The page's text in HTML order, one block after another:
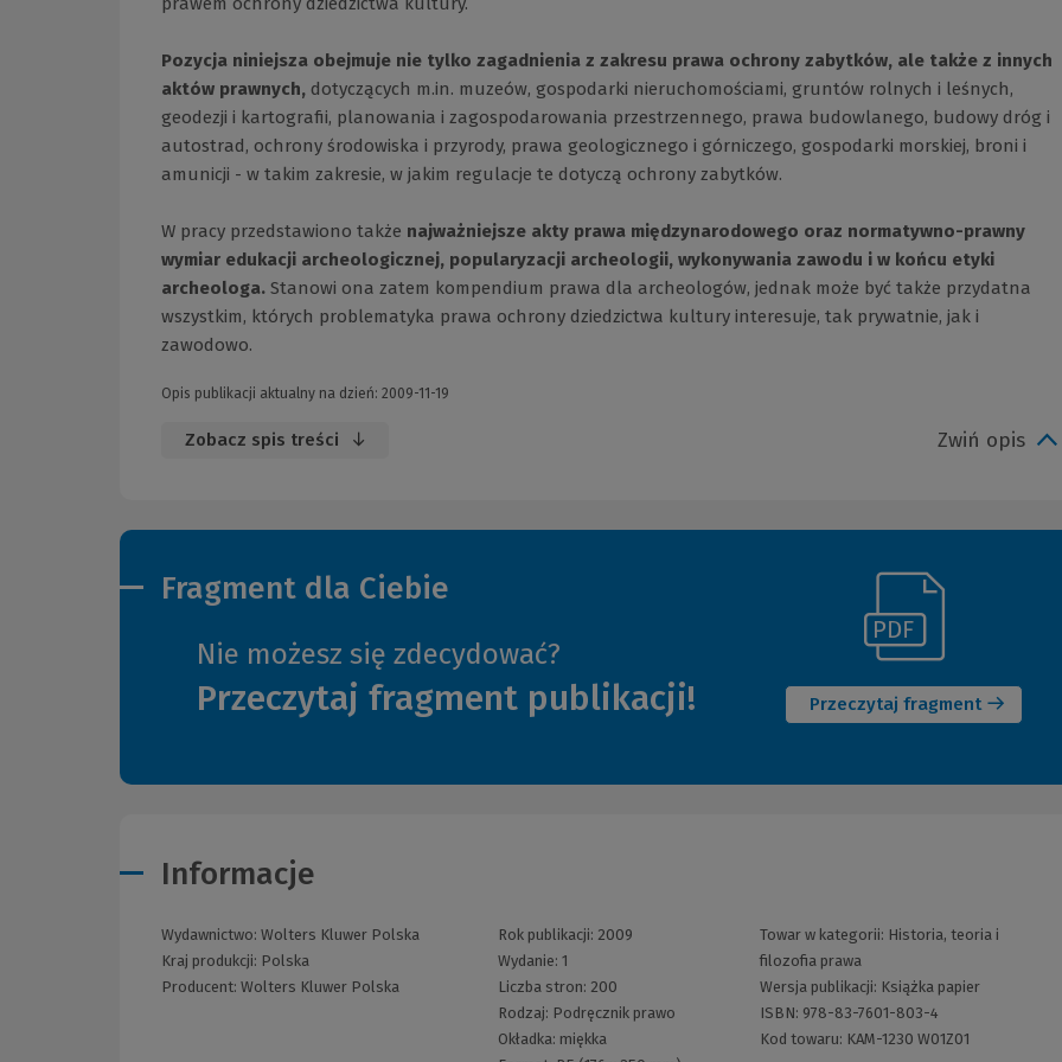
Pozycja niniejsza obejmuje nie tylko zagadnienia z zakresu prawa ochrony zabytków, ale także z innych
aktów prawnych, dotyczących m.in. muzeów, gospodarki nieruchomościami, gruntów rolnych i leśnych,
geodezji i kartografii, planowania i zagospodarowania przestrzennego, prawa budowlanego, budowy dróg i
autostrad, ochrony środowiska i przyrody, prawa geologicznego i górniczego, gospodarki morskiej, broni i
amunicji - w takim zakresie, w jakim regulacje te dotyczą ochrony zabytków.
W pracy przedstawiono także najważniejsze akty prawa międzynarodowego oraz normatywno-prawny
wymiar edukacji archeologicznej, popularyzacji archeologii, wykonywania zawodu i w końcu etyki
archeologa. Stanowi ona zatem kompendium prawa dla archeologów, jednak może być także przydatna
wszystkim, których problematyka prawa ochrony dziedzictwa kultury interesuje, tak prywatnie, jak i
zawodowo.
Opis publikacji aktualny na dzień: 2009-11-19
Zobacz spis treści Zwiń opis
Fragment dla Ciebie
Nie możesz się zdecydować?
Przeczytaj fragment publikacji! Przeczytaj fragment
(Nowe
okno)
(Link
do
innej
strony)
Informacje
Wydawnictwo: Wolters Kluwer Polska
Kraj produkcji: Polska
Producent: Wolters Kluwer Polska
Rok publikacji: 2009
Wydanie: 1
Liczba stron: 200
Rodzaj: Podręcznik prawo
Okładka: miękka
Towar w kategorii: Historia, teoria i
filozofia prawa
Wersja publikacji: Książka papier
ISBN: 978-83-7601-803-4
Kod towaru: KAM-1230 W01Z01